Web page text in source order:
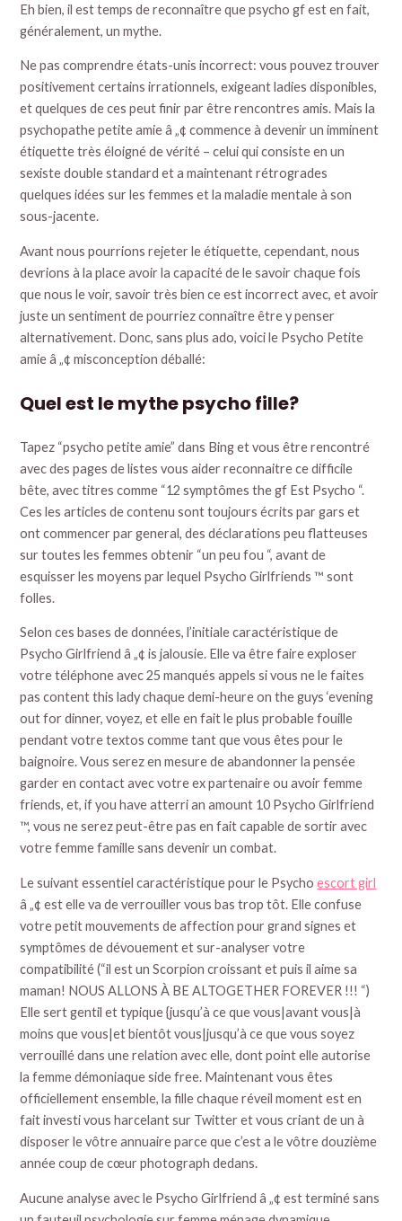
Eh bien, il est temps de reconnaître que psycho gf est en fait,
généralement, un mythe.
Ne pas comprendre états-unis incorrect: vous pouvez trouver
positivement certains irrationnels, exigeant ladies disponibles,
et quelques de ces peut finir par être rencontres amis. Mais la
psychopathe petite amie â „¢ commence à devenir un imminent
étiquette très éloigné de vérité – celui qui consiste en un
sexiste double standard et a maintenant rétrogrades
quelques idées sur les femmes et la maladie mentale à son
sous-jacente.
Avant nous pourrions rejeter le étiquette, cependant, nous
devrions à la place avoir la capacité de le savoir chaque fois
que nous le voir, savoir très bien ce est incorrect avec, et avoir
juste un sentiment de pourriez connaître être y penser
alternativement. Donc, sans plus ado, voici le Psycho Petite
amie â „¢ misconception déballé:
Quel est le mythe psycho fille?
Tapez “psycho petite amie” dans Bing et vous être rencontré
avec des pages de listes vous aider reconnaitre ce difficile
bête, avec titres comme “12 symptômes the gf Est Psycho “.
Ces les articles de contenu sont toujours écrits par gars et
ont commencer par general, des déclarations peu flatteuses
sur toutes les femmes obtenir “un peu fou “, avant de
esquisser les moyens par lequel Psycho Girlfriends ™ sont
folles.
Selon ces bases de données, l’initiale caractéristique de
Psycho Girlfriend â „¢ is jalousie. Elle va être faire exploser
votre téléphone avec 25 manqués appels si vous ne le faites
pas content this lady chaque demi-heure on the guys ‘evening
out for dinner, voyez, et elle en fait le plus probable fouille
pendant votre textos comme tant que vous êtes pour le
baignoire. Vous serez en mesure de abandonner la pensée
garder en contact avec votre ex partenaire ou avoir femme
friends, et, if you have atterri an amount 10 Psycho Girlfriend
™, vous ne serez peut-être pas en fait capable de sortir avec
votre femme famille sans devenir un combat.
Le suivant essentiel caractéristique pour le Psychoescort girl
â „¢ est elle va de verrouiller vous bas trop tôt. Elle confuse
votre petit mouvements de affection pour grand signes et
symptômes de dévouement et sur-analyser votre
compatibilité (“il est un Scorpion croissant et puis il aime sa
maman! NOUS ALLONS À BE ALTOGETHER FOREVER !!! “)
Elle sert gentil et typique {jusqu’à ce que vous|avant vous|à
moins que vous|et bientôt vous|jusqu’à ce que vous soyez
verrouillé dans une relation avec elle, dont point elle autorise
la femme démoniaque side free. Maintenant vous êtes
officiellement ensemble, la fille chaque réveil moment est en
fait investi vous harcelant sur Twitter et vous criant de un à
disposer le vôtre annuaire parce que c’est a le vôtre douzième
année coup de cœur photograph dedans.
Aucune analyse avec le Psycho Girlfriend â „¢ est terminé sans